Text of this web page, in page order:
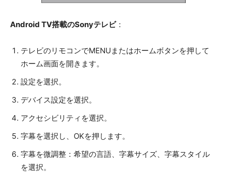
Android TV搭載のSonyテレビ：
テレビのリモコンでMENUまたはホームボタンを押して
ホーム画面を開きます。
設定を選択。
デバイス設定を選択。
アクセシビリティを選択。
字幕を選択し、OKを押します。
字幕を微調整：希望の言語、字幕サイズ、字幕スタイル
を選択。